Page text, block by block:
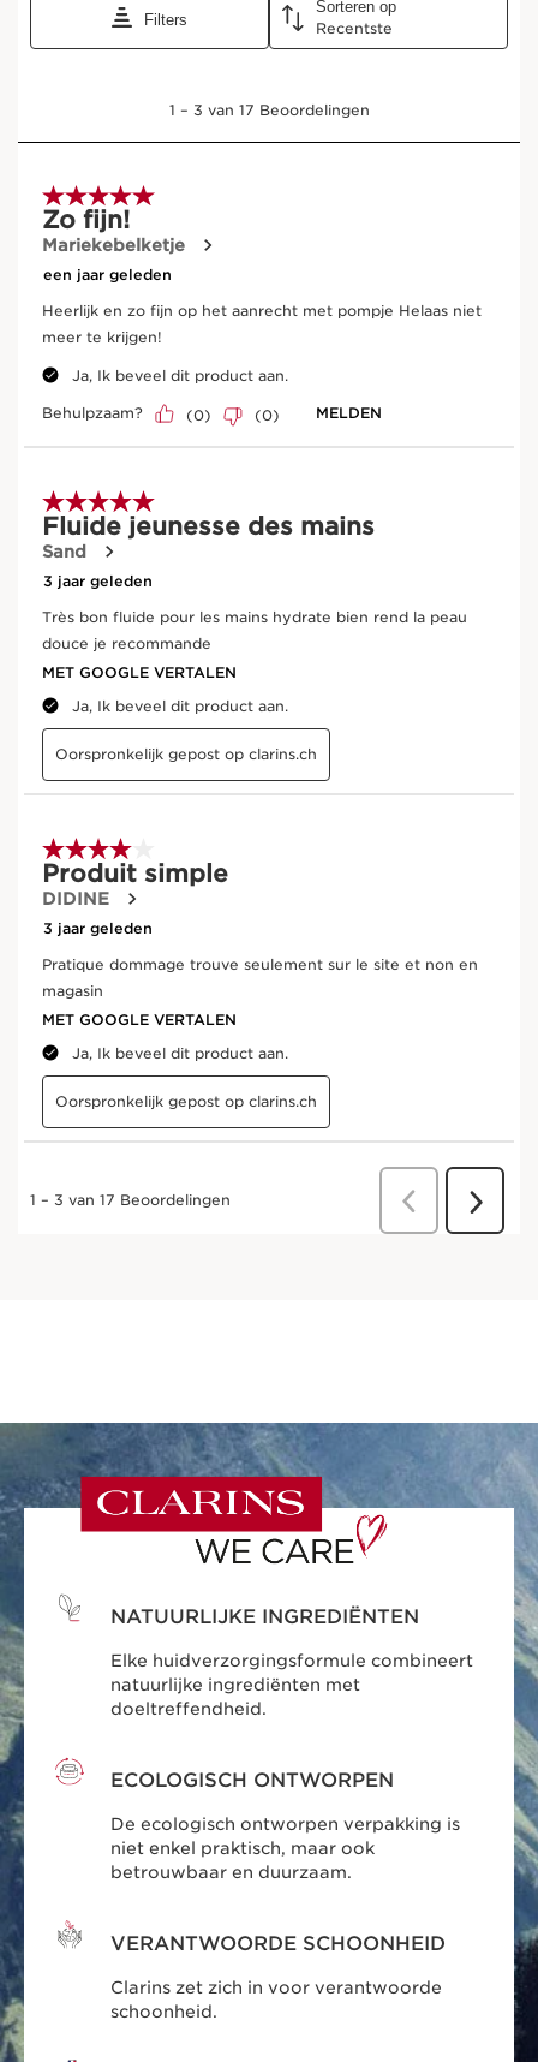
NATUURLIJKE INGREDIËNTEN
Elke huidverzorgingsformule combineert
natuurlijke ingrediënten met
doeltreffendheid.
ECOLOGISCH ONTWORPEN
De ecologisch ontworpen verpakking is
niet enkel praktisch, maar ook
betrouwbaar en duurzaam.
VERANTWOORDE SCHOONHEID
Clarins zet zich in voor verantwoorde
schoonheid.